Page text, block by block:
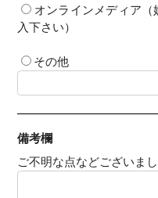
オンラインメディア
入下さい）
その他
備考欄
ご不明な点などございま